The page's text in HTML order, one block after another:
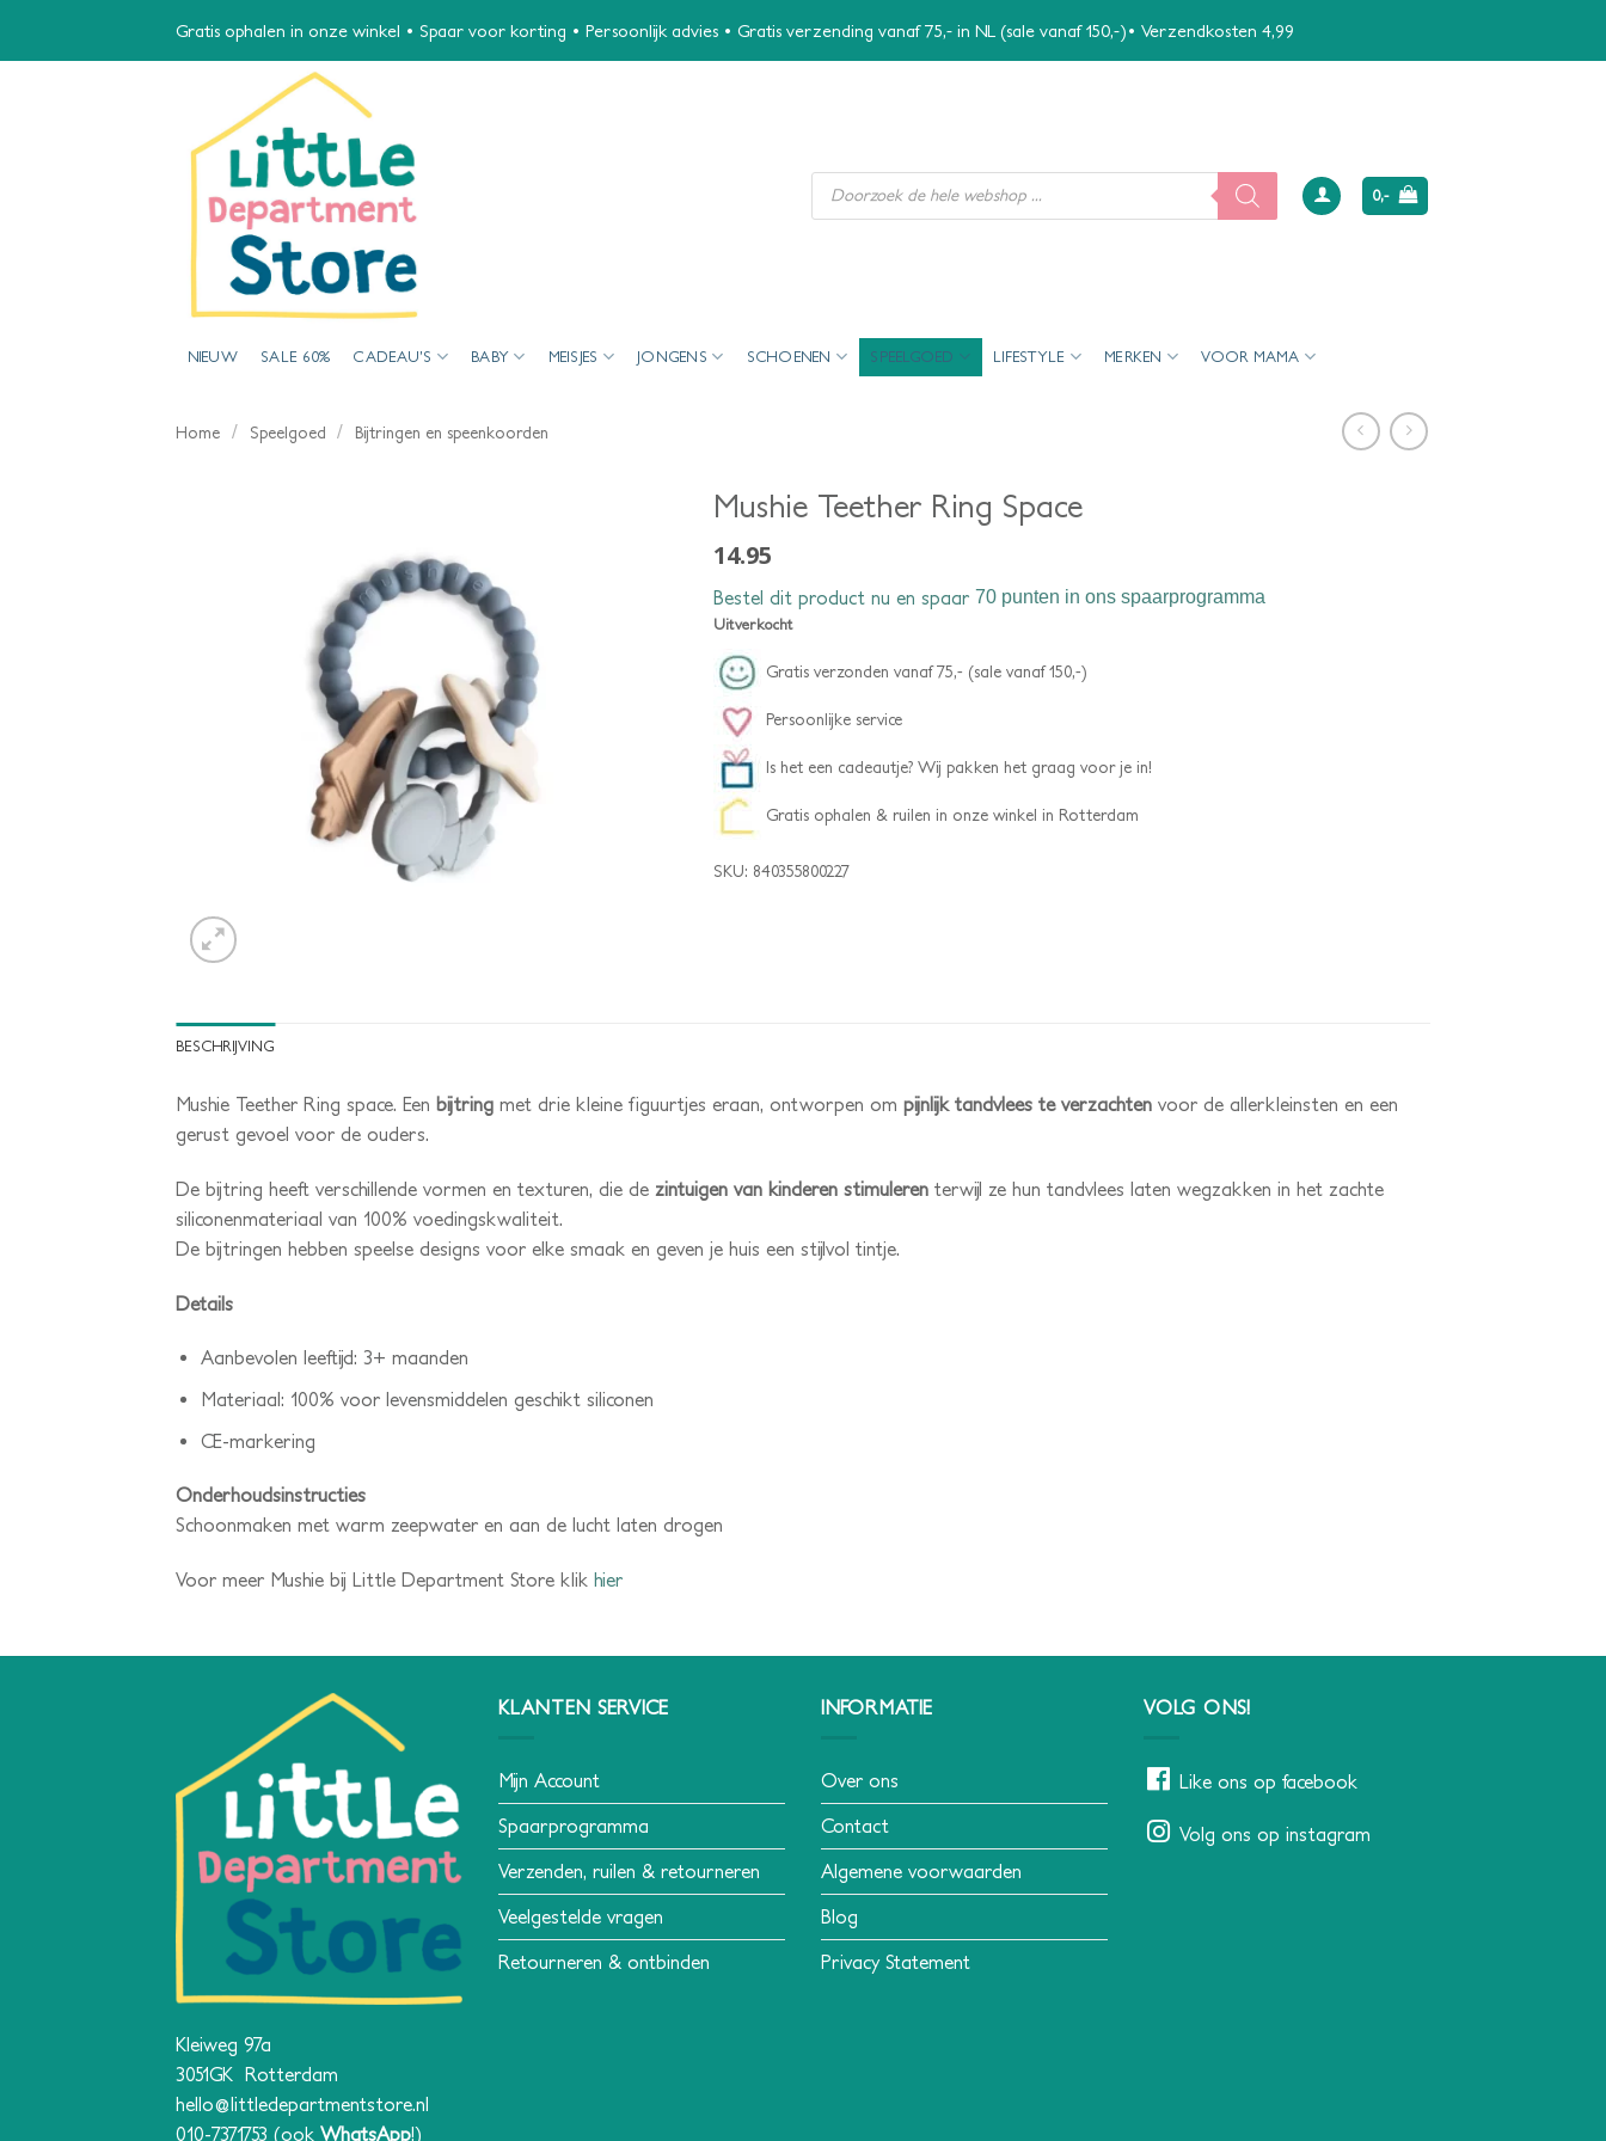
Gratis ophalen in onze winkel • Spaar voor korting • Persoonlijk advies • Gratis verzending vanaf 75,- in NL (sale vanaf 150,-)• Verzendkosten 4,99
Producten
zoeken
0,-
NIEUW SALE 60% CADEAU’S BABY MEISJES JONGENS SCHOENEN SPEELGOED LIFESTYLE MERKEN VOOR MAMA
Home / Speelgoed / Bijtringen en speenkoorden
Mushie Teether Ring Space
14.95
Bestel dit product nu en spaar 70 punten in ons spaarprogramma
Uitverkocht
Gratis verzonden vanaf 75,- (sale vanaf 150,-)
Persoonlijke service
Is het een cadeautje? Wij pakken het graag voor je in!
Gratis ophalen & ruilen in onze winkel in Rotterdam
SKU: 840355800227
BESCHRIJVING
Mushie Teether Ring space. Een bijtring met drie kleine figuurtjes eraan, ontworpen om pijnlijk tandvlees te verzachten voor de allerkleinsten en een
gerust gevoel voor de ouders.
De bijtring heeft verschillende vormen en texturen, die de zintuigen van kinderen stimuleren terwijl ze hun tandvlees laten wegzakken in het zachte
siliconenmateriaal van 100% voedingskwaliteit.
De bijtringen hebben speelse designs voor elke smaak en geven je huis een stijlvol tintje.
Details
Aanbevolen leeftijd: 3+ maanden
Materiaal: 100% voor levensmiddelen geschikt siliconen
CE-markering
Onderhoudsinstructies
Schoonmaken met warm zeepwater en aan de lucht laten drogen
Voor meer Mushie bij Little Department Store klik hier
Kleiweg 97a
3051GK Rotterdam
hello@littledepartmentstore.nl
010-7371753 (ook WhatsApp!)
KLANTEN SERVICE
Mijn Account
Spaarprogramma
Verzenden, ruilen & retourneren
Veelgestelde vragen
Retourneren & ontbinden
INFORMATIE
Over ons
Contact
Algemene voorwaarden
Blog
Privacy Statement
VOLG ONS!
Like ons op facebook
Volg ons op instagram